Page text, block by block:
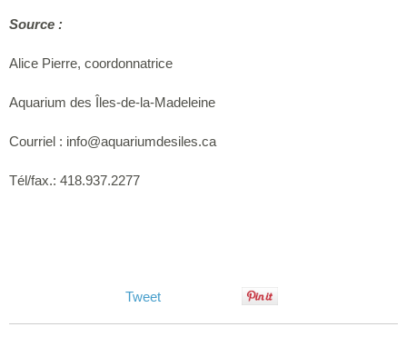
Source :
Alice Pierre, coordonnatrice
Aquarium des Îles-de-la-Madeleine
Courriel : info@aquariumdesiles.ca
Tél/fax.: 418.937.2277
Tweet